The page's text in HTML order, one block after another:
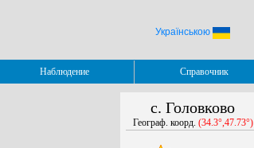
Українською
Наблюдение Справочник
с. Головково
Географ. коорд. (34.3°,47.73°)